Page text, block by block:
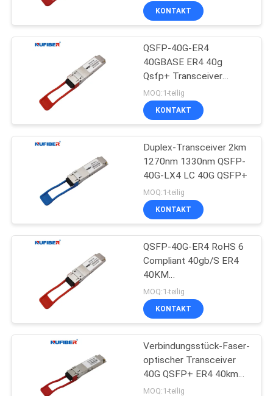
SIE
SITEMAP
DATENSCHUTZRICHTLINIE
KONTAKT
QSFP-40G-ER4
40GBASE ER4 40g
Qsfp+ Transceiver
Duplex LC Connector
Einzelmodus 40km
MOQ:1-teilig
KONTAKT
Duplex-Transceiver 2km
1270nm 1330nm QSFP-
40G-LX4 LC 40G QSFP+
MOQ:1-teilig
KONTAKT
QSFP-40G-ER4 RoHS 6
Compliant 40gb/S ER4
40KM
Glasfasertransceiver Sfp
Modul 40g Qsfp
MOQ:1-teilig
KONTAKT
Verbindungsstück-Faser-
optischer Transceiver
40G QSFP+ ER4 40km
1310nm Soems LC
MOQ:1-teilig